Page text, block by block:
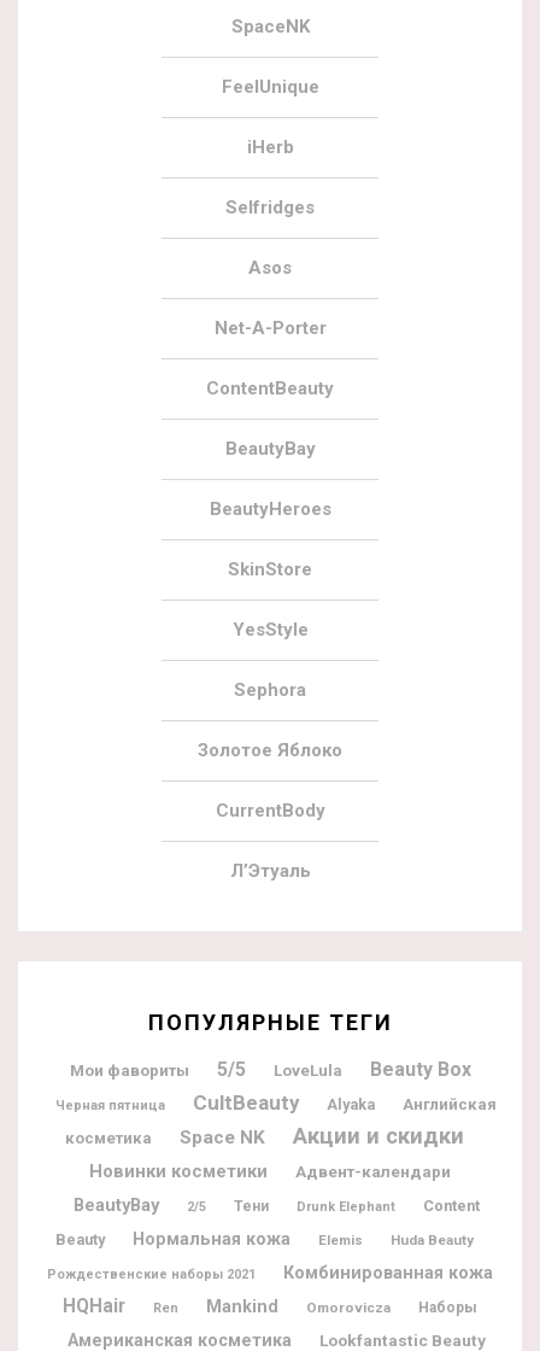
SpaceNK
FeelUnique
iHerb
Selfridges
Asos
Net-A-Porter
ContentBeauty
BeautyBay
BeautyHeroes
SkinStore
YesStyle
Sephora
Золотое Яблоко
CurrentBody
Л’Этуаль
ПОПУЛЯРНЫЕ ТЕГИ
Мои фавориты 5/5 LoveLula Beauty Box
Черная пятница CultBeauty Alyaka
Английская
косметика
Space NK Акции и скидки
Новинки косметики Адвент-календари
BeautyBay 2/5 Тени Drunk Elephant
Content
Beauty
Нормальная кожа Elemis Huda Beauty
Рождественские наборы 2021 Комбинированная кожа
HQHair Ren Mankind Omorovicza Наборы
Американская косметика
Lookfantastic Beauty